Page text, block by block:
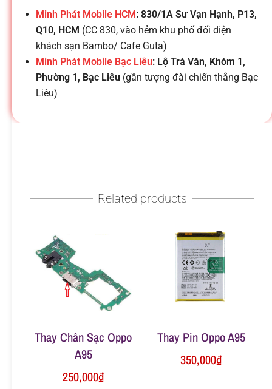
h
o
ạ
i
đ
n
Minh Phát Mobile HCM: 830/1A Sư Vạn Hạnh, P13,
Q10, HCM (CC 830, vào hẻm khu phố đối diện
khách sạn Bambo/ Cafe Guta)
Minh Phát Mobile Bạc Liêu: Lộ Trà Văn, Khóm 1,
Phường 1, Bạc Liêu (gần tượng đài chiến thắng Bạc
Liêu)
Related products
Thay Chân Sạc Oppo
A95
250,000₫
Thay Pin Oppo A95
350,000₫